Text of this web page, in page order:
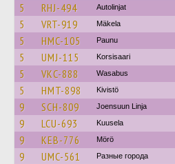
5 RHJ-494 Autolinjat
5 VRT-919 Mäkela
5 HMC-105 Paunu
5 UMJ-115 Korsisaari
5 VKC-888 Wasabus
5 HMT-898 Kivistö
9 SCH-809 Joensuun Linja
9 LCU-693 Kuusela
9 KEB-776 Mörö
9 UMC-561 Разные города